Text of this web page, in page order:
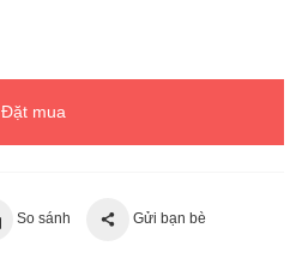
Đặt mua
So sánh Gửi bạn bè